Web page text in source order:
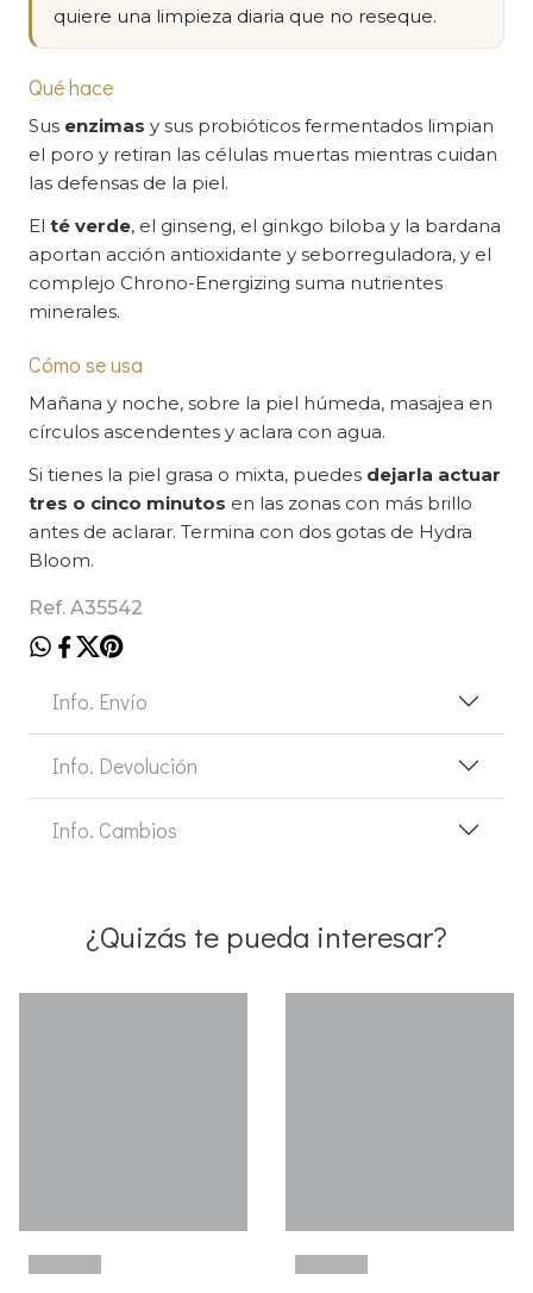
quiere una limpieza diaria que no reseque.
Qué hace
Sus enzimas y sus probióticos fermentados limpian
el poro y retiran las células muertas mientras cuidan
las defensas de la piel.
El té verde, el ginseng, el ginkgo biloba y la bardana
aportan acción antioxidante y seborreguladora, y el
complejo Chrono-Energizing suma nutrientes
minerales.
Cómo se usa
Mañana y noche, sobre la piel húmeda, masajea en
círculos ascendentes y aclara con agua.
Si tienes la piel grasa o mixta, puedes dejarla actuar
tres o cinco minutos en las zonas con más brillo
antes de aclarar. Termina con dos gotas de Hydra
Bloom.
Ref. A35542
Info. Envío
Info. Devolución
Info. Cambios
¿Quizás te pueda interesar?